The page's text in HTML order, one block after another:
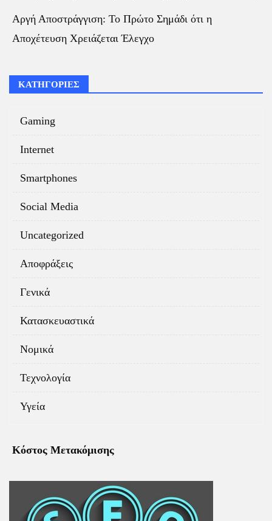
Αργή Αποστράγγιση: Το Πρώτο Σημάδι ότι η
Αποχέτευση Χρειάζεται Έλεγχο
ΚΑΤΗΓΟΡΙΕΣ
Gaming
Internet
Smartphones
Social Media
Uncategorized
Αποφράξεις
Γενικά
Κατασκευαστικά
Νομικά
Τεχνολογία
Υγεία
Κόστος Μετακόμισης